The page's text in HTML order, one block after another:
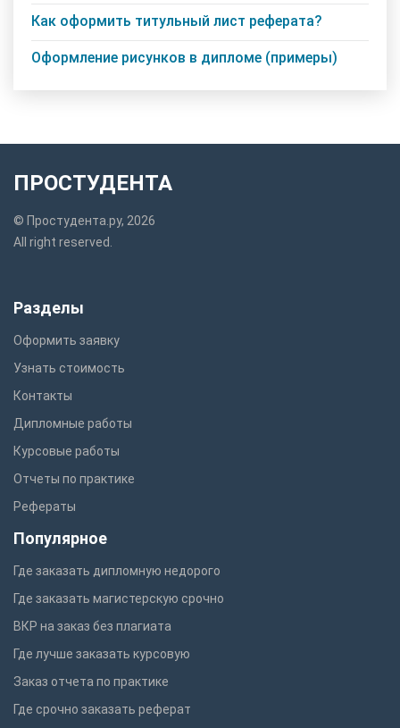
Как оформить титульный лист реферата?
Оформление рисунков в дипломе (примеры)
ПРОСТУДЕНТА
© Простудента.ру, 2026
All right reserved.
Разделы
Оформить заявку
Узнать стоимость
Контакты
Дипломные работы
Курсовые работы
Отчеты по практике
Рефераты
Популярное
Где заказать дипломную недорого
Где заказать магистерскую срочно
ВКР на заказ без плагиата
Где лучше заказать курсовую
Заказ отчета по практике
Где срочно заказать реферат